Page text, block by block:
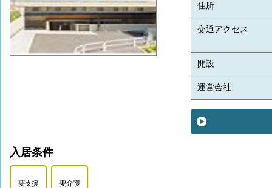
住所
交通アクセス
開設
運営会社
入居条件
要支援 要介護